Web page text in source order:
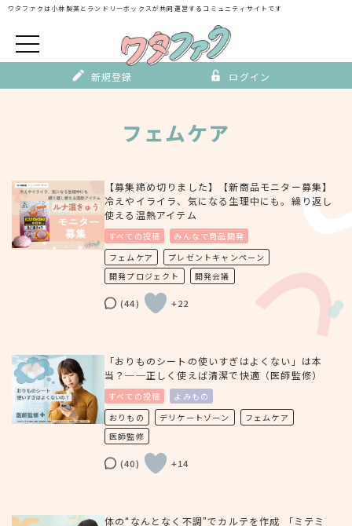
Skip
content
ワタファクは小林製薬とランドリーボックスが共同運営するコミュニティサイトです
新規登録 ログイン
フェムケア
【募集締め切りました】【新商品モニター募集】
冷えやイライラ、気になる生理中にも。繰り返し
使える温熱アイテム
すべての投稿
みんなで商品開発
フェムケア
プレゼントキャンペーン
開発プロジェクト
開発会議
(44) +22
「おりものシートの使いすぎはよくない」は本
当？──正しく使えば清潔で快適（医師監修）
すべての投稿
よみもの
おりもの
デリケートゾーン
フェムケア
医師監修
(40) +14
体の“なんとなく不調”でカルテを作成 「ミテミ